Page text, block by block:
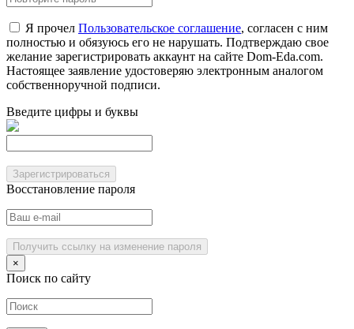
Я прочел Пользовательское соглашение, согласен с ним
полностью и обязуюсь его не нарушать. Подтверждаю свое
желание зарегистрировать аккаунт на сайте Dom-Eda.com.
Настоящее заявление удостоверяю электронным аналогом
собственноручной подписи.
Введите цифры и буквы
Зарегистрироваться
Восстановление пароля
Получить ссылку на изменение пароля
×
Поиск по сайту